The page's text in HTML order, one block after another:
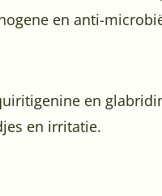
en anti-
en
en irritatie.